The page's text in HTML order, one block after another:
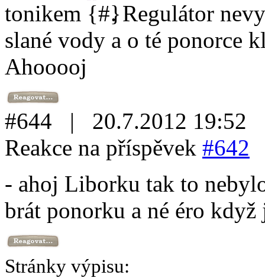
tonikem
. Regulátor
slané vody a o té ponorce
Ahooooj
#644 | 20.7.2012
Reakce na příspěvek #642
- ahoj Liborku tak to
brát ponorku a né éro když
Stránky výpisu: